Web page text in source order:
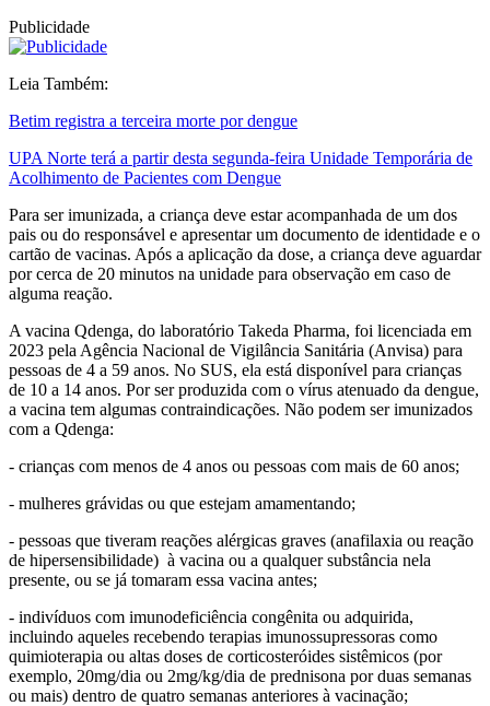
Publicidade
Leia Também:
Betim registra a terceira morte por dengue
UPA Norte terá a partir desta segunda-feira Unidade Temporária de
Acolhimento de Pacientes com Dengue
Para ser imunizada, a criança deve estar acompanhada de um dos
pais ou do responsável e apresentar um documento de identidade e o
cartão de vacinas. Após a aplicação da dose, a criança deve aguardar
por cerca de 20 minutos na unidade para observação em caso de
alguma reação.
A vacina Qdenga, do laboratório Takeda Pharma, foi licenciada em
2023 pela Agência Nacional de Vigilância Sanitária (Anvisa) para
pessoas de 4 a 59 anos. No SUS, ela está disponível para crianças
de 10 a 14 anos. Por ser produzida com o vírus atenuado da dengue,
a vacina tem algumas contraindicações. Não podem ser imunizados
com a Qdenga:
- crianças com menos de 4 anos ou pessoas com mais de 60 anos;
- mulheres grávidas ou que estejam amamentando;
- pessoas que tiveram reações alérgicas graves (anafilaxia ou reação
de hipersensibilidade) à vacina ou a qualquer substância nela
presente, ou se já tomaram essa vacina antes;
- indivíduos com imunodeficiência congênita ou adquirida,
incluindo aqueles recebendo terapias imunossupressoras como
quimioterapia ou altas doses de corticosteróides sistêmicos (por
exemplo, 20mg/dia ou 2mg/kg/dia de prednisona por duas semanas
ou mais) dentro de quatro semanas anteriores à vacinação;